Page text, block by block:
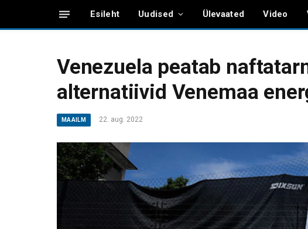
Esileht Uudised Ülevaated Video
Venezuela peatab
alternatiivid Venemaa
MAAILM 22. aug. 2022